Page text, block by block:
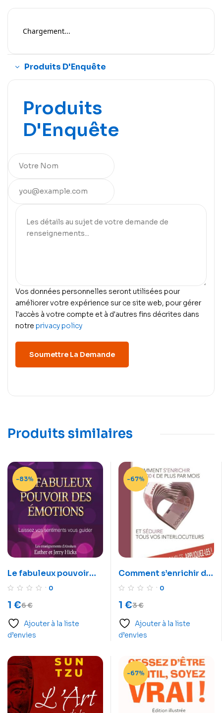
Chargement...
Produits D'Enquête
Produits
D'Enquête
Vos données personnelles seront utilisées pour
améliorer votre expérience sur ce site web, pour gérer
l'accès à votre compte et à d'autres fins décrites dans
notre privacy policy
Produits similaires
-83%
Le fabuleux pouvoir
des émotions – Livre
0
6€
1 €
Ajouter à la liste
d’envies
-67%
Comment s’enrichir de
500 euros de plus par
vos interlocuteurs –
Livre audio
0
3€
1 €
Ajouter à la liste
d’envies
-67%